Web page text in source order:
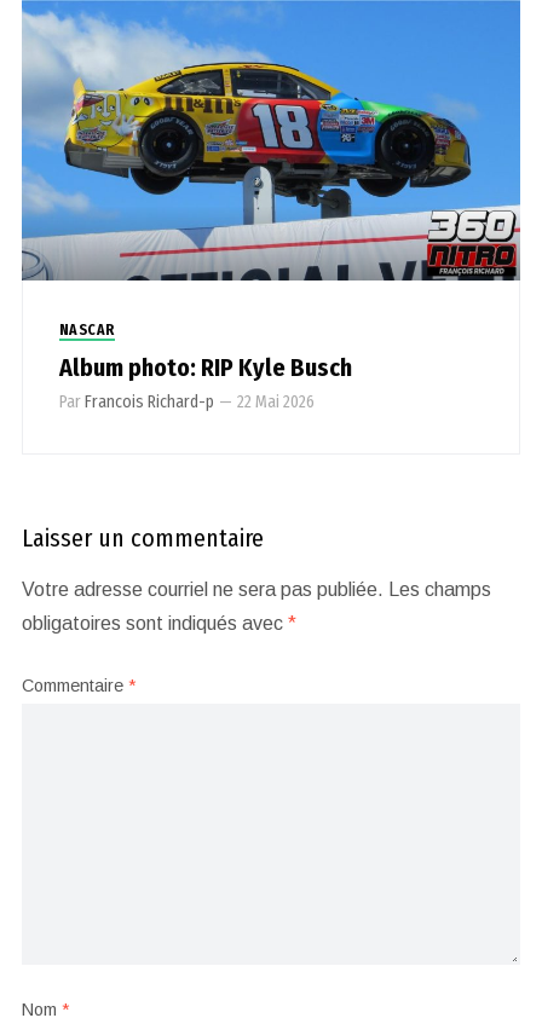
NASCAR
Album photo: RIP Kyle Busch
ParFrancois Richard-p — 22 Mai 2026
Laisser un commentaire
Votre adresse courriel ne sera pas publiée.
Les champs
obligatoires sont indiqués avec *
Commentaire *
Nom *